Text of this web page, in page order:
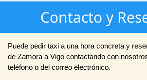
Contacto y
Puede pedir taxi a una hora concreta y
de Zamora a Vigo contactando con
teléfono o del correo electrónico.